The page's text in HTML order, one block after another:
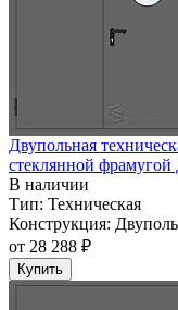
Двупольная
стеклянной
В наличии
Тип: Техническая
Конструкция:
от 28 288 ₽
Купить